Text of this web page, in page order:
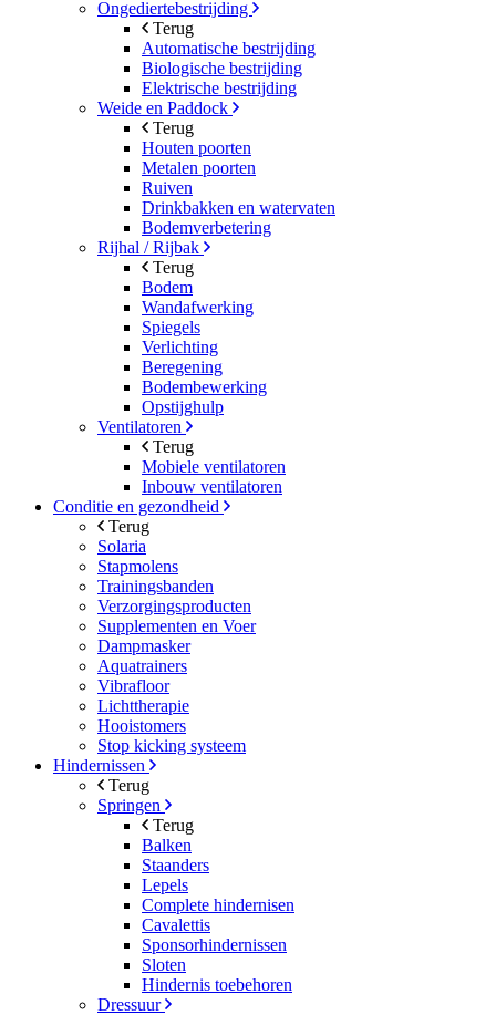
Ongediertebestrijding
Terug
Automatische bestrijding
Biologische bestrijding
Elektrische bestrijding
Weide en Paddock
Terug
Houten poorten
Metalen poorten
Ruiven
Drinkbakken en watervaten
Bodemverbetering
Rijhal / Rijbak
Terug
Bodem
Wandafwerking
Spiegels
Verlichting
Beregening
Bodembewerking
Opstijghulp
Ventilatoren
Terug
Mobiele ventilatoren
Inbouw ventilatoren
Conditie en gezondheid
Terug
Solaria
Stapmolens
Trainingsbanden
Verzorgingsproducten
Supplementen en Voer
Dampmasker
Aquatrainers
Vibrafloor
Lichttherapie
Hooistomers
Stop kicking systeem
Hindernissen
Terug
Springen
Terug
Balken
Staanders
Lepels
Complete hindernisen
Cavalettis
Sponsorhindernissen
Sloten
Hindernis toebehoren
Dressuur